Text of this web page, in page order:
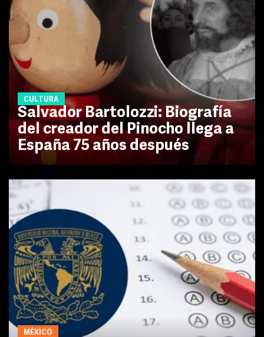
CULTURA
Salvador Bartolozzi: Biografía
del creador del Pinocho llega a
España 75 años después
MÉXICO